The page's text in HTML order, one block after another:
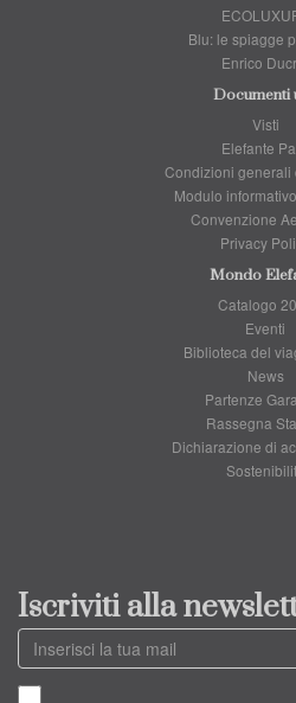
Blu: le spiagge
Enrico
Documenti
Visti
Elefante
Condizioni generali
Modulo
Convenzione
Privacy
Mondo
Catalogo
Eventi
Biblioteca del
News
Partenze
Rassegna
Dichiarazione di
Iscriviti alla